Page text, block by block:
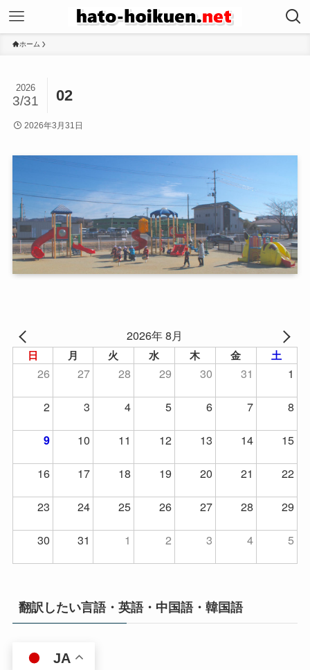
ホーム
02
2026
3/31
2026年3月31日
2026年 8月
日 月 火 水 木 金 土
26 27 28 29 30 31
1
2
3 4 5 6 7 8
9 10 11 12 13 14
15
16
17 18 19 20 21
22
23
24 25 26 27 28
29
30
31 1 2 3 4 5
翻訳したい言語・英語・中国語・韓国語
JA